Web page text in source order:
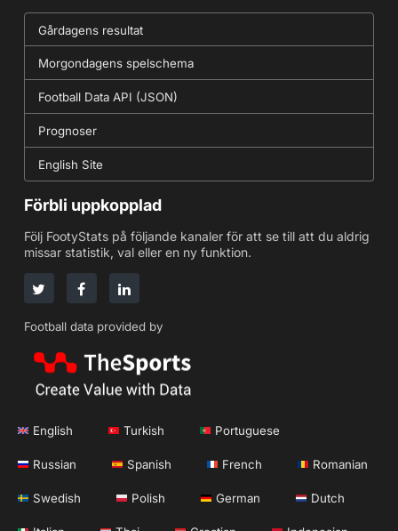
Gårdagens resultat
Morgondagens spelschema
Football Data API (JSON)
Prognoser
English Site
Förbli uppkopplad
Följ FootyStats på följande kanaler för att se till att du aldrig
missar statistik, val eller en ny funktion.
Football data provided by
English Turkish Portuguese
Russian Spanish French Romanian
Swedish Polish German Dutch